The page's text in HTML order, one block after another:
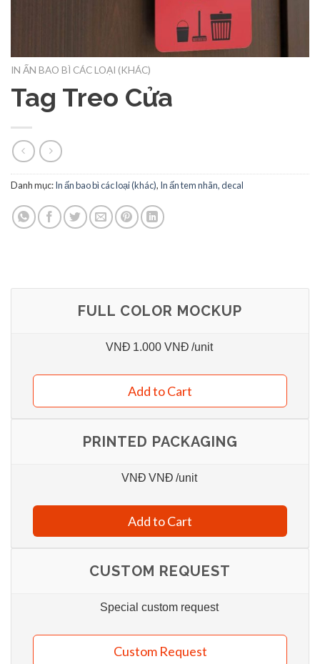
IN ẤN BAO BÌ CÁC LOẠI (KHÁC)
Tag Treo Cửa
Danh mục:In ấn bao bì các loại (khác), In ấn tem nhãn, decal
FULL COLOR MOCKUP
VNĐ 1.000 VNĐ /unit
Add to Cart
PRINTED PACKAGING
VNĐ VNĐ /unit
Add to Cart
CUSTOM REQUEST
Special custom request
Custom Request